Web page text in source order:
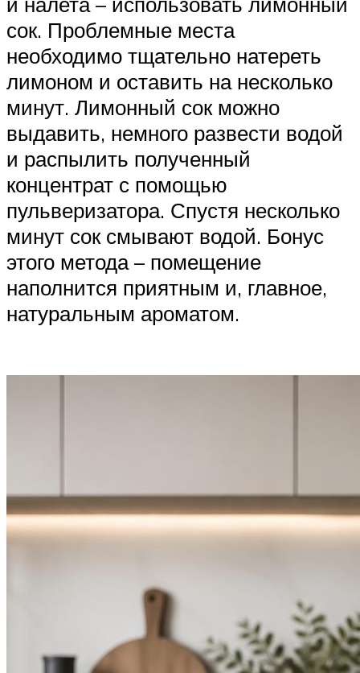
сок. Проблемные места
необходимо тщательно натереть
лимоном и оставить на несколько
минут. Лимонный сок можно
выдавить, немного развести водой
и распылить полученный
концентрат с помощью
пульверизатора. Спустя несколько
минут сок смывают водой. Бонус
этого метода – помещение
наполнится приятным и, главное,
натуральным ароматом.